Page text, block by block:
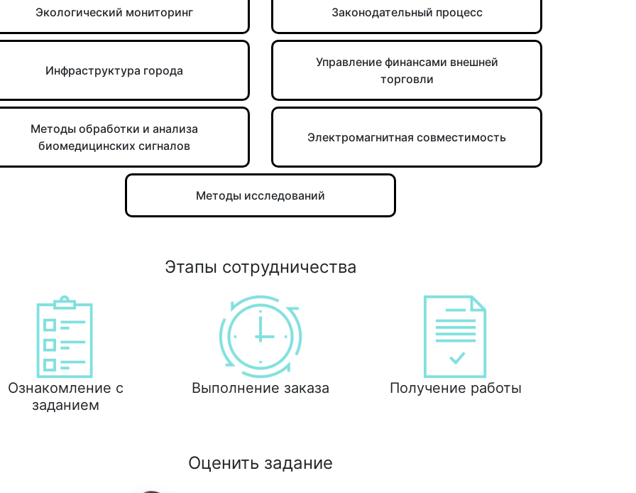
Экологический мониторинг Законодательный процесс
Инфраструктура города
Управление финансами внешней
торговли
Методы обработки и анализа
биомедицинских сигналов
Электромагнитная совместимость
Методы исследований
Этапы сотрудничества
Ознакомление с
заданием
Выполнение заказа Получение работы
Оценить задание